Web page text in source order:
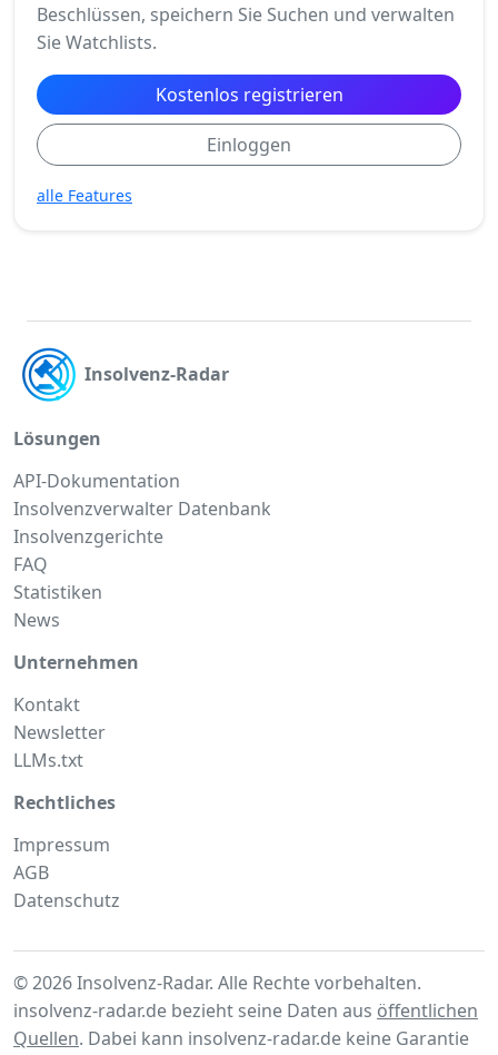
Beschlüssen, speichern Sie Suchen und verwalten
Sie Watchlists.
Kostenlos registrieren
Einloggen
alle Features
Insolvenz-Radar
Lösungen
API-Dokumentation
Insolvenzverwalter Datenbank
Insolvenzgerichte
FAQ
Statistiken
News
Unternehmen
Kontakt
Newsletter
LLMs.txt
Rechtliches
Impressum
AGB
Datenschutz
© 2026 Insolvenz-Radar. Alle Rechte vorbehalten.
insolvenz-radar.de bezieht seine Daten aus öffentlichen
Quellen. Dabei kann insolvenz-radar.de keine Garantie